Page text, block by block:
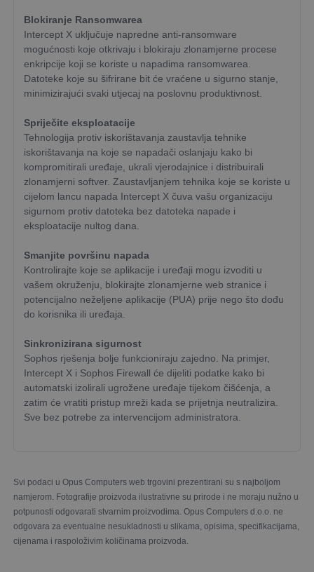
Blokiranje Ransomwarea
Intercept X uključuje napredne anti-ransomware
mogućnosti koje otkrivaju i blokiraju zlonamjerne procese
enkripcije koji se koriste u napadima ransomwarea.
Datoteke koje su šifrirane bit će vraćene u sigurno stanje,
minimizirajući svaki utjecaj na poslovnu produktivnost.
Spriječite eksploatacije
Tehnologija protiv iskorištavanja zaustavlja tehnike
iskorištavanja na koje se napadači oslanjaju kako bi
kompromitirali uređaje, ukrali vjerodajnice i distribuirali
zlonamjerni softver. Zaustavljanjem tehnika koje se koriste u
cijelom lancu napada Intercept X čuva vašu organizaciju
sigurnom protiv datoteka bez datoteka napade i
eksploatacije nultog dana.
Smanjite površinu napada
Kontrolirajte koje se aplikacije i uređaji mogu izvoditi u
vašem okruženju, blokirajte zlonamjerne web stranice i
potencijalno neželjene aplikacije (PUA) prije nego što dođu
do korisnika ili uređaja.
Sinkronizirana sigurnost
Sophos rješenja bolje funkcioniraju zajedno. Na primjer,
Intercept X i Sophos Firewall će dijeliti podatke kako bi
automatski izolirali ugrožene uređaje tijekom čišćenja, a
zatim će vratiti pristup mreži kada se prijetnja neutralizira.
Sve bez potrebe za intervencijom administratora.
Svi podaci u Opus Computers web trgovini prezentirani su s najboljom
namjerom. Fotografije proizvoda ilustrativne su prirode i ne moraju nužno u
potpunosti odgovarati stvarnim proizvodima. Opus Computers d.o.o. ne
odgovara za eventualne nesukladnosti u slikama, opisima, specifikacijama,
cijenama i raspoloživim količinama proizvoda.